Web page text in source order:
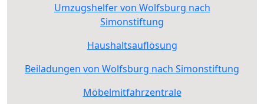
Umzugshelfer von Wolfsburg nach
Simonstiftung
Haushaltsauflösung
Beiladungen von Wolfsburg nach Simonstiftung
Möbelmitfahrzentrale